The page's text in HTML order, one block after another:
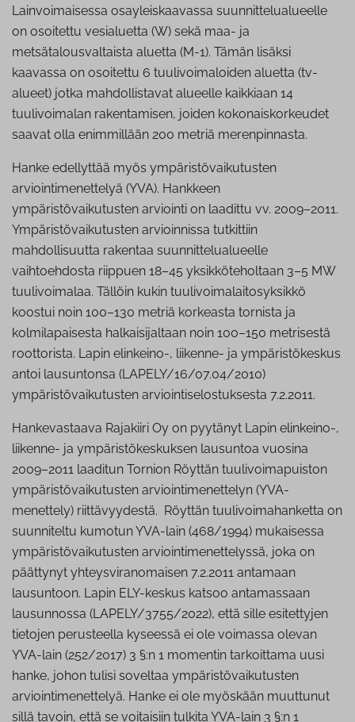
Lainvoimaisessa osayleiskaavassa suunnittelualueelle
on osoitettu vesialuetta (W) sekä maa- ja
metsätalousvaltaista aluetta (M-1). Tämän lisäksi
kaavassa on osoitettu 6 tuulivoimaloiden aluetta (tv-
alueet) jotka mahdollistavat alueelle kaikkiaan 14
tuulivoimalan rakentamisen, joiden kokonaiskorkeudet
saavat olla enimmillään 200 metriä merenpinnasta.
Hanke edellyttää myös ympäristövaikutusten
arviointimenettelyä (YVA). Hankkeen
ympäristövaikutusten arviointi on laadittu vv. 2009–2011.
Ympäristövaikutusten arvioinnissa tutkittiin
mahdollisuutta rakentaa suunnittelualueelle
vaihtoehdosta riippuen 18–45 yksikköteholtaan 3–5 MW
tuulivoimalaa. Tällöin kukin tuulivoimalaitosyksikkö
koostui noin 100–130 metriä korkeasta tornista ja
kolmilapaisesta halkaisijaltaan noin 100–150 metrisestä
roottorista. Lapin elinkeino-, liikenne- ja ympäristökeskus
antoi lausuntonsa (LAPELY/16/07.04/2010)
ympäristövaikutusten arviointiselostuksesta 7.2.2011.
Hankevastaava Rajakiiri Oy on pyytänyt Lapin elinkeino-,
liikenne- ja ympäristökeskuksen lausuntoa vuosina
2009–2011 laaditun Tornion Röyttän tuulivoimapuiston
ympäristövaikutusten arviointimenettelyn (YVA-
menettely) riittävyydestä. Röyttän tuulivoimahanketta on
suunniteltu kumotun YVA-lain (468/1994) mukaisessa
ympäristövaikutusten arviointimenettelyssä, joka on
päättynyt yhteysviranomaisen 7.2.2011 antamaan
lausuntoon. Lapin ELY-keskus katsoo antamassaan
lausunnossa (LAPELY/3755/2022), että sille esitettyjen
tietojen perusteella kyseessä ei ole voimassa olevan
YVA-lain (252/2017) 3 §:n 1 momentin tarkoittama uusi
hanke, johon tulisi soveltaa ympäristövaikutusten
arviointimenettelyä. Hanke ei ole myöskään muuttunut
sillä tavoin, että se voitaisiin tulkita YVA-lain 3 §:n 1